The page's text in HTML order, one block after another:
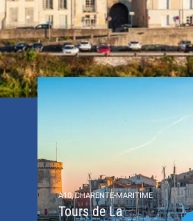
A10, CHARENTE-MARITIME
Tours de La